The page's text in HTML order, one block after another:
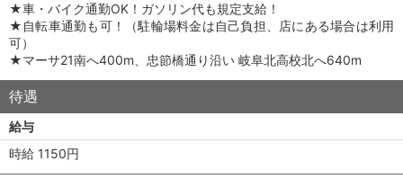
★車・バイク通勤OK！ガソリン代も規定支給！
★自転車通勤も可！（駐輪場料金は自己負担、店にある場合は利用
可）
★マーサ21南へ400m、忠節橋通り沿い 岐阜北高校北へ640m
待遇
給与
時給 1150円